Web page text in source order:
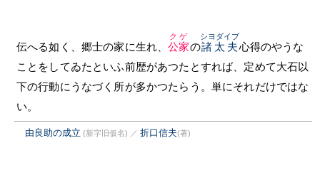
伝へる如く、郷士の家に生れ、公家
クゲ
の諸太夫
シヨダイブ
心得のやうな
ことをしてゐたといふ前歴があつたとすれば、定めて大石以
下の行動にうなづく所が多かつたらう。単にそれだけではな
い。
由良助の成立 (新字旧仮名) ／ 折口信夫(著)